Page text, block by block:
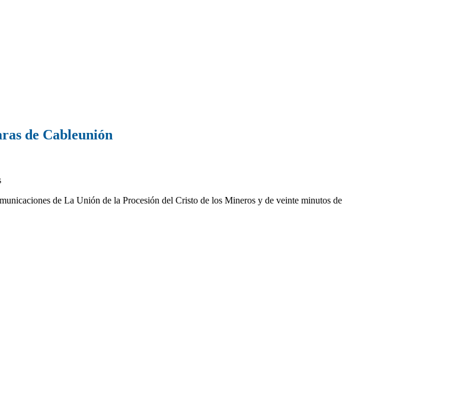
de Cableunión
de La Unión de la Procesión del Cristo de los Mineros y de veinte minutos de